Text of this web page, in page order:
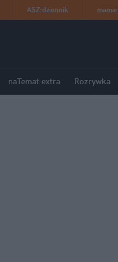
ASZ:dziennik mama:
naTemat extra Rozrywka